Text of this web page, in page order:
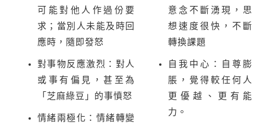
可能對他人作過份要
求；當別人未能及時回
應時，隨即發怒
對事物反應激烈：對人
或事有偏見，甚至為
「芝麻綠豆」的事憤怒
情緒兩極化：情緒轉變
意念不斷湧現，思
想速度很快，不斷
轉換課題
自我中心：自尊膨
脹，覺得較任何人
更優越、更有能
力。